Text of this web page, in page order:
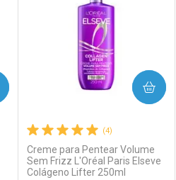
Laboratório
Por Menos
(4)
Creme para Pentear Volume
Sem Frizz L'Oréal Paris Elseve
Colágeno Lifter 250ml
COMPRAR